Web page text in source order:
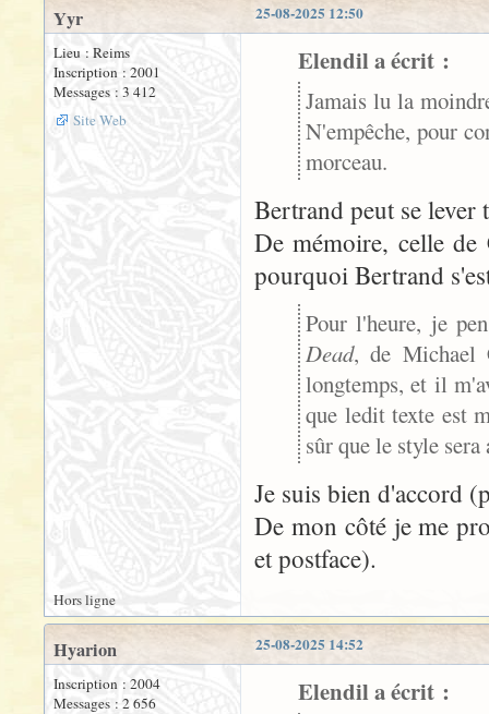
25-08-2025 12:50
Yyr
Lieu : Reims
Inscription : 2001
Messages : 3 412
Site Web
Elendil a écrit :
Jamais lu la
N'empêche, pour
morceau.
Bertrand peut se lever
De mémoire, celle de
pourquoi Bertrand
Pour l'heure, je
Dead, de
longtemps, et il
que ledit texte est
sûr que le style
Je suis bien d'accord
De mon côté je me
et postface).
Hors ligne
25-08-2025 14:52
Hyarion
Inscription : 2004
Messages : 2 656
Elendil a écrit :